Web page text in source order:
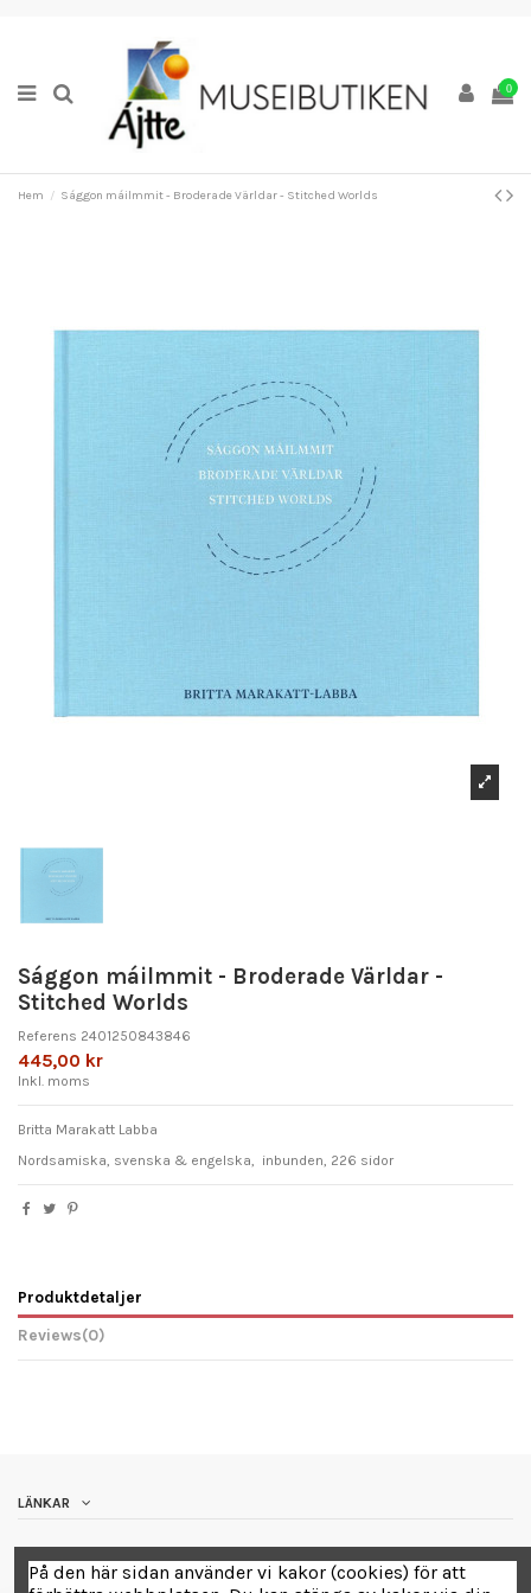
0
Hem Sággon máilmmit - Broderade Världar - Stitched Worlds
Sággon máilmmit - Broderade Världar -
Stitched Worlds
Referens 2401250843846
445,00 kr
Inkl. moms
Britta Marakatt Labba
Nordsamiska, svenska & engelska, inbunden, 226 sidor
Produktdetaljer
Reviews(0)
LÄNKAR
På den här sidan använder vi kakor (cookies) för att